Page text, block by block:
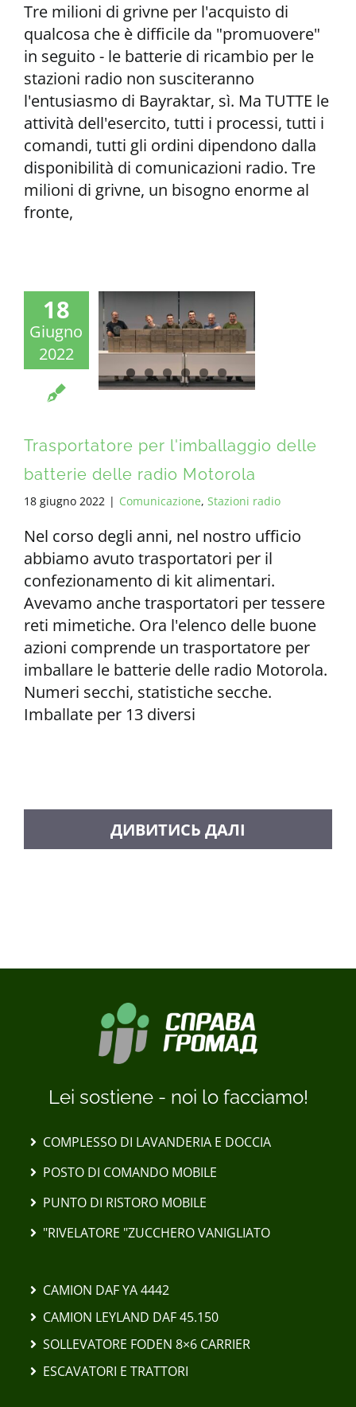
Tre milioni di grivne per l'acquisto di
qualcosa che è difficile da "promuovere"
in seguito - le batterie di ricambio per le
stazioni radio non susciteranno
l'entusiasmo di Bayraktar, sì. Ma TUTTE le
attività dell'esercito, tutti i processi, tutti i
comandi, tutti gli ordini dipendono dalla
disponibilità di comunicazioni radio. Tre
milioni di grivne, un bisogno enorme al
fronte,
18
Giugno
2022
Trasportatore per l'imballaggio delle
batterie delle radio Motorola
18 giugno 2022 | Comunicazione, Stazioni radio
Nel corso degli anni, nel nostro ufficio
abbiamo avuto trasportatori per il
confezionamento di kit alimentari.
Avevamo anche trasportatori per tessere
reti mimetiche. Ora l'elenco delle buone
azioni comprende un trasportatore per
imballare le batterie delle radio Motorola.
Numeri secchi, statistiche secche.
Imballate per 13 diversi
Lei sostiene - noi lo facciamo!
COMPLESSO DI LAVANDERIA E DOCCIA
POSTO DI COMANDO MOBILE
PUNTO DI RISTORO MOBILE
"RIVELATORE "ZUCCHERO VANIGLIATO
CAMION DAF YA 4442
CAMION LEYLAND DAF 45.150
SOLLEVATORE FODEN 8×6 CARRIER
ESCAVATORI E TRATTORI